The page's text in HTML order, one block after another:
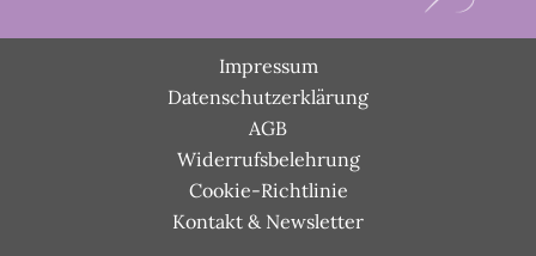
Impressum
Datenschutzerklärung
AGB
Widerrufsbelehrung
Cookie-Richtlinie
Kontakt & Newsletter